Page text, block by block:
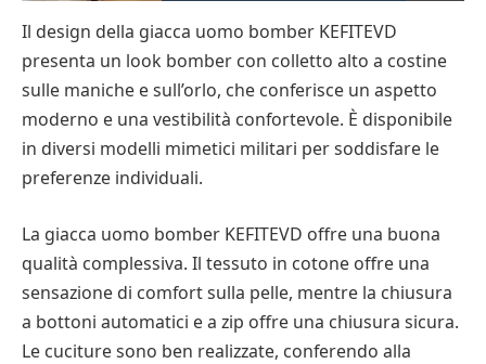
Il design della giacca uomo bomber KEFITEVD
presenta un look bomber con colletto alto a costine
sulle maniche e sull’orlo, che conferisce un aspetto
moderno e una vestibilità confortevole. È disponibile
in diversi modelli mimetici militari per soddisfare le
preferenze individuali.
La giacca uomo bomber KEFITEVD offre una buona
qualità complessiva. Il tessuto in cotone offre una
sensazione di comfort sulla pelle, mentre la chiusura
a bottoni automatici e a zip offre una chiusura sicura.
Le cuciture sono ben realizzate, conferendo alla